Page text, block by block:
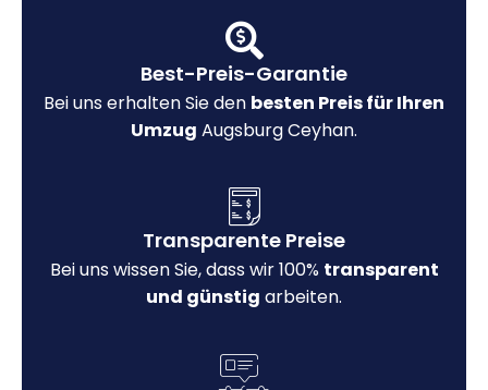
Best-Preis-Garantie
Bei uns erhalten Sie den besten Preis für Ihren
Umzug Augsburg Ceyhan.
Transparente Preise
Bei uns wissen Sie, dass wir 100% transparent
und günstig arbeiten.